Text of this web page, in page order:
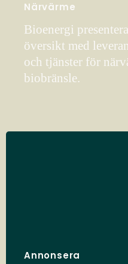
Närvärme
Bioenergi
översikt med
och tjänster för
biobränsle.
Annonsera